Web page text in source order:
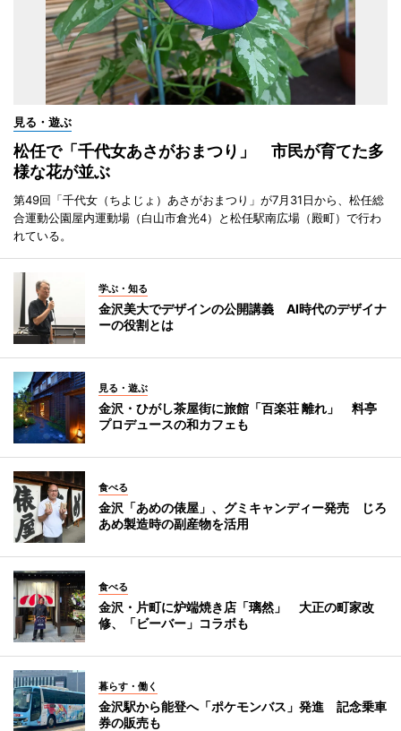
見る・遊ぶ
松任で「千代女あさがおまつり」 市民が育てた多
様な花が並ぶ
第49回「千代女（ちよじょ）あさがおまつり」が7月31日から、松任総
合運動公園屋内運動場（白山市倉光4）と松任駅南広場（殿町）で行わ
れている。
学ぶ・知る
金沢美大でデザインの公開講義 AI時代のデザイナ
ーの役割とは
見る・遊ぶ
金沢・ひがし茶屋街に旅館「百楽荘 離れ」 料亭
プロデュースの和カフェも
食べる
金沢「あめの俵屋」、グミキャンディー発売 じろ
あめ製造時の副産物を活用
食べる
金沢・片町に炉端焼き店「璃然」 大正の町家改
修、「ビーバー」コラボも
暮らす・働く
金沢駅から能登へ「ポケモンバス」発進 記念乗車
券の販売も